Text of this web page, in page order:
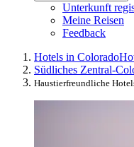
Unterkunft
Meine Reisen
Feedback
Hotels in Colorado
Südliches Zentral-
Haustierfreundliche